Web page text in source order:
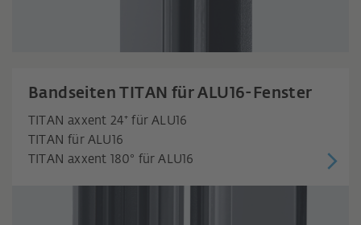
Bandseiten TITAN für ALU16-Fenster
TITAN axxent 24⁺ für ALU16
TITAN für ALU16
TITAN axxent 180° für ALU16